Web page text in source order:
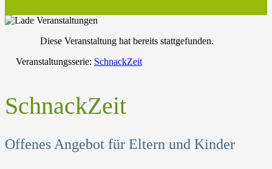
Diese Veranstaltung hat bereits stattgefunden.
Veranstaltungsserie: SchnackZeit
SchnackZeit
Offenes Angebot für Eltern und Kinder